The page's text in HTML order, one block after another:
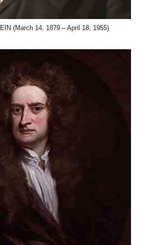
(March 14, 1879 – April 18, 1955)